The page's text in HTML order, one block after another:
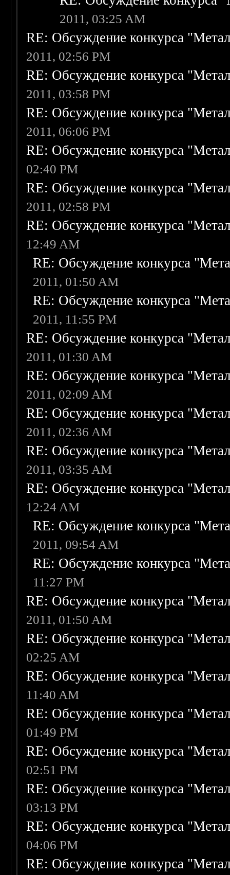
2011, 03:25 AM
RE: Обсуждение конкурса
2011, 02:56 PM
RE: Обсуждение конкурса
2011, 03:58 PM
RE: Обсуждение конкурса
2011, 06:06 PM
RE: Обсуждение конкурса
02:40 PM
RE: Обсуждение конкурса
2011, 02:58 PM
RE: Обсуждение конкурса
12:49 AM
RE: Обсуждение конкурса
2011, 01:50 AM
RE: Обсуждение конкурса
2011, 11:55 PM
RE: Обсуждение конкурса
2011, 01:30 AM
RE: Обсуждение конкурса
2011, 02:09 AM
RE: Обсуждение конкурса
2011, 02:36 AM
RE: Обсуждение конкурса
2011, 03:35 AM
RE: Обсуждение конкурса
12:24 AM
RE: Обсуждение конкурса
2011, 09:54 AM
RE: Обсуждение конкурса
11:27 PM
RE: Обсуждение конкурса
2011, 01:50 AM
RE: Обсуждение конкурса
02:25 AM
RE: Обсуждение конкурса
11:40 AM
RE: Обсуждение конкурса
01:49 PM
RE: Обсуждение конкурса
02:51 PM
RE: Обсуждение конкурса
03:13 PM
RE: Обсуждение конкурса
04:06 PM
RE: Обсуждение конкурса